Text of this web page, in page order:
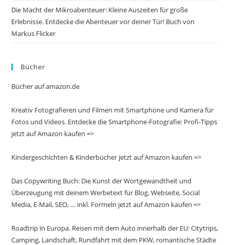
Die Macht der Mikroabenteuer: Kleine Auszeiten für große
Erlebnisse. Entdecke die Abenteuer vor deiner Tür! Buch von
Markus Flicker
Bücher
Bücher auf amazon.de
Kreativ Fotografieren und Filmen mit Smartphone und Kamera für
Fotos und Videos. Entdecke die Smartphone-Fotografie: Profi-Tipps
jetzt auf Amazon kaufen =>
Kindergeschichten & Kinderbücher jetzt auf Amazon kaufen =>
Das Copywriting Buch: Die Kunst der Wortgewandtheit und
Überzeugung mit deinem Werbetext für Blog, Webseite, Social
Media, E-Mail, SEO, … inkl. Formeln jetzt auf Amazon kaufen =>
Roadtrip in Europa. Reisen mit dem Auto innerhalb der EU: Citytrips,
Camping, Landschaft, Rundfahrt mit dem PKW, romantische Städte